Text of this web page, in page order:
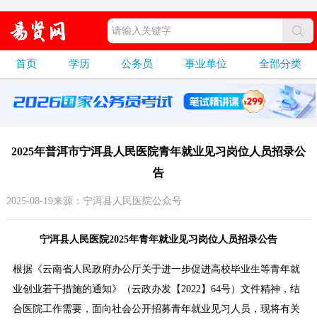
首页 学历 公务员 事业单位 全部分类
2025年普洱市宁洱县人民医院青年就业见习岗位人员招录公
告
2025-08-19来源：宁洱县人民医院公众号
宁洱县人民医院2025年青年就业见习岗位人员招录公告
根据《云南省人民政府办公厅关于进一步促进高校毕业生等青年就
业创业若干措施的通知》（云政办发【2022】64号）文件精神，结
合医院工作需要，面向社会公开招募青年就业见习人员，现将有关